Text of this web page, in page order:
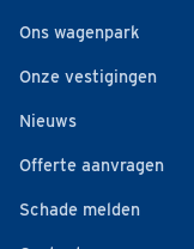
Ons wagenpark
Onze vestigingen
Nieuws
Offerte aanvragen
Schade melden